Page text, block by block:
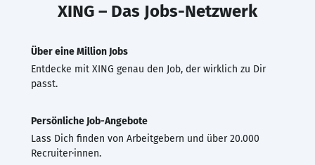
XING – Das Jobs-Netzwerk
Über eine Million Jobs
Entdecke mit XING genau den Job, der wirklich zu Dir
passt.
Persönliche Job-Angebote
Lass Dich finden von Arbeitgebern und über 20.000
Recruiter·innen.